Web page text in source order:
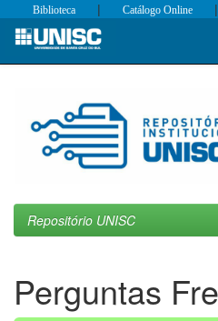
Skip
Biblioteca | Catálogo Online |
Repositório UNISC
Perguntas